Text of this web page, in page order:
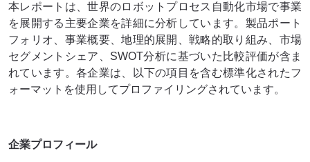
本レポートは、世界のロボットプロセス自動化市場で事業
を展開する主要企業を詳細に分析しています。製品ポート
フォリオ、事業概要、地理的展開、戦略的取り組み、市場
セグメントシェア、SWOT分析に基づいた比較評価が含ま
れています。各企業は、以下の項目を含む標準化されたフ
ォーマットを使用してプロファイリングされています。
企業プロフィール